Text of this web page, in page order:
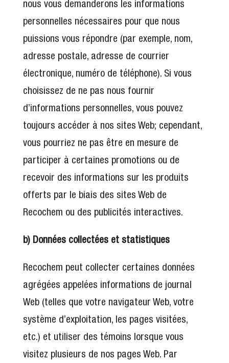
nous vous demanderons les informations
personnelles nécessaires pour que nous
puissions vous répondre (par exemple, nom,
adresse postale, adresse de courrier
électronique, numéro de téléphone). Si vous
choisissez de ne pas nous fournir
d’informations personnelles, vous pouvez
toujours accéder à nos sites Web; cependant,
vous pourriez ne pas être en mesure de
participer à certaines promotions ou de
recevoir des informations sur les produits
offerts par le biais des sites Web de
Recochem ou des publicités interactives.
b) Données collectées et statistiques
Recochem peut collecter certaines données
agrégées appelées informations de journal
Web (telles que votre navigateur Web, votre
système d’exploitation, les pages visitées,
etc.) et utiliser des témoins lorsque vous
visitez plusieurs de nos pages Web. Par